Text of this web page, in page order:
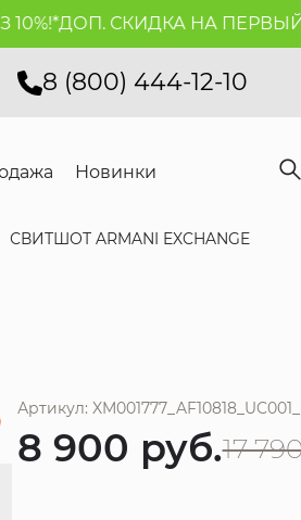
ДОП. СКИДКА НА ПЕРВЫЙ
8 (800) 444-12-10
Новинки
СВИТШОТ ARMANI EXCHANGE
Артикул:
8 900 руб.17